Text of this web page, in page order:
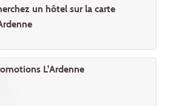
un hôtel sur la carte
L'Ardenne